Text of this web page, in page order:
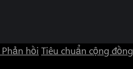
Phản hồi Tiêu chuẩn cộng đồng